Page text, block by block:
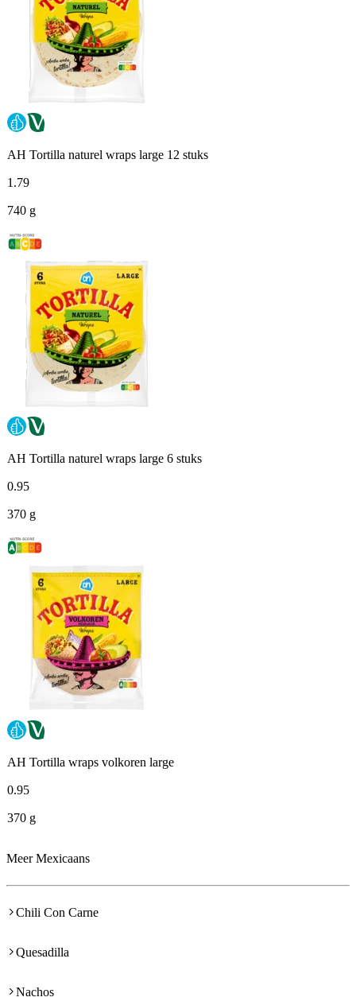
AH Tortilla naturel wraps large 12 stuks
1 .79
740 g
AH Tortilla naturel wraps large 6 stuks
0.95
370 g
AH Tortilla wraps volkoren large
0.95
370 g
Meer Mexicaans
Chili Con Carne
Quesadilla
Nachos